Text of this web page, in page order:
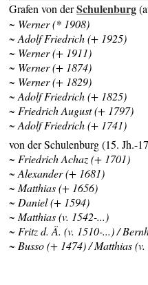
Grafen von derSchulenburg
~ Werner (* 1908)
~ Adolf Friedrich (+ 1925)
~ Werner (+ 1911)
~ Werner (+ 1874)
~ Werner (+ 1829)
~ Adolf Friedrich (+ 1825)
~ Friedrich August (+ 1797)
~ Adolf Friedrich (+ 1741)
von der Schulenburg (15. Jh.-
~ Friedrich Achaz (+ 1701)
~ Alexander (+ 1681)
~ Matthias (+ 1656)
~ Daniel (+ 1594)
~ Matthias (v. 1542-...)
~ Fritz d. Ä. (v. 1510-...) /
~ Busso (+ 1474) / Matthias